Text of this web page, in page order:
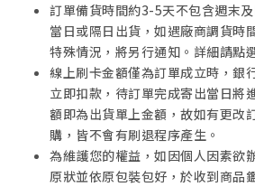
訂單備貨時間約3-5天不包含週末
當日或隔日出貨，如遇廠商調貨時
特殊情況，將另行通知。詳細請點
線上刷卡金額僅為訂單成立時，銀
立即扣款，待訂單完成寄出當日將
額即為出貨單上金額，故如有更改
購，皆不會有刷退程序產生。
為維護您的權益，如因個人因素欲
原狀並依原包裝包好，於收到商品